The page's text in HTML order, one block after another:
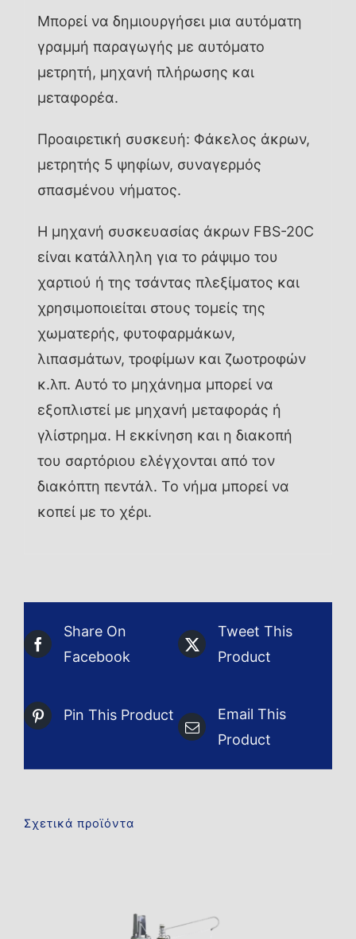
Μπορεί να δημιουργήσει μια αυτόματη
γραμμή παραγωγής με αυτόματο
μετρητή, μηχανή πλήρωσης και
μεταφορέα.
Προαιρετική συσκευή: Φάκελος άκρων,
μετρητής 5 ψηφίων, συναγερμός
σπασμένου νήματος.
Η μηχανή συσκευασίας άκρων FBS-20C
είναι κατάλληλη για το ράψιμο του
χαρτιού ή της τσάντας πλεξίματος και
χρησιμοποιείται στους τομείς της
χωματερής, φυτοφαρμάκων,
λιπασμάτων, τροφίμων και ζωοτροφών
κ.λπ. Αυτό το μηχάνημα μπορεί να
εξοπλιστεί με μηχανή μεταφοράς ή
γλίστρημα. Η εκκίνηση και η διακοπή
του σαρτόριου ελέγχονται από τον
διακόπτη πεντάλ. Το νήμα μπορεί να
κοπεί με το χέρι.
Share On
Facebook
Tweet This
Product
Pin This Product
Email This
Product
Σχετικά προϊόντα